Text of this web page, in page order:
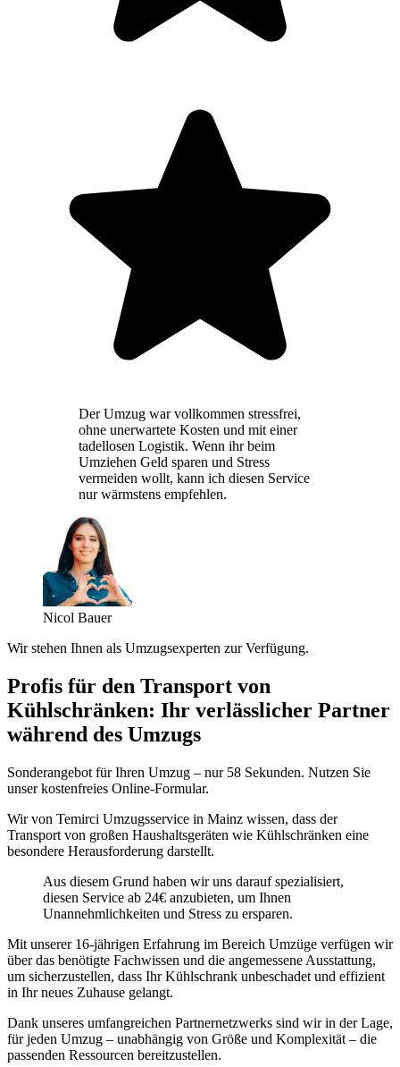
Der Umzug war vollkommen stressfrei,
ohne unerwartete Kosten und mit einer
tadellosen Logistik. Wenn ihr beim
Umziehen Geld sparen und Stress
vermeiden wollt, kann ich diesen Service
nur wärmstens empfehlen.
Nicol Bauer
Wir stehen Ihnen als Umzugsexperten zur Verfügung.
Profis für den Transport von
Kühlschränken: Ihr verlässlicher Partner
während des Umzugs
Sonderangebot für Ihren Umzug – nur 58 Sekunden. Nutzen Sie
unser kostenfreies Online-Formular.
Wir von Temirci Umzugsservice in Mainz wissen, dass der
Transport von großen Haushaltsgeräten wie Kühlschränken eine
besondere Herausforderung darstellt.
Aus diesem Grund haben wir uns darauf spezialisiert,
diesen Service ab 24€ anzubieten, um Ihnen
Unannehmlichkeiten und Stress zu ersparen.
Mit unserer 16-jährigen Erfahrung im Bereich Umzüge verfügen wir
über das benötigte Fachwissen und die angemessene Ausstattung,
um sicherzustellen, dass Ihr Kühlschrank unbeschadet und effizient
in Ihr neues Zuhause gelangt.
Dank unseres umfangreichen Partnernetzwerks sind wir in der Lage,
für jeden Umzug – unabhängig von Größe und Komplexität – die
passenden Ressourcen bereitzustellen.